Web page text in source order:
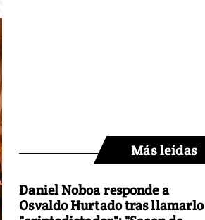
Más leídas
Daniel Noboa responde a
Osvaldo Hurtado tras llamarlo